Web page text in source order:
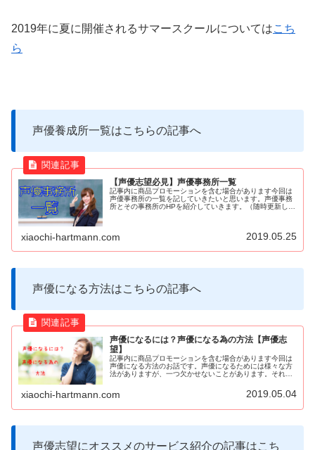
2019年に夏に開催されるサマースクールについてはこち
ら
声優養成所一覧はこちらの記事へ
【声優志望必見】声優事務所一覧
記事内に商品プロモーションを含む場合があります今回は
声優事務所の一覧を記していきたいと思います。声優事務
所とその事務所のHPを紹介していきます。（随時更新して
xiaochi-hartmann.com 2019.05.25
声優になる方法はこちらの記事へ
声優になるには？声優になる為の方法【声優志
望】
記事内に商品プロモーションを含む場合があります今回は
声優になる方法のお話です。声優になるためには様々な方
法がありますが、一つ欠かせないことがあります。それは
xiaochi-hartmann.com 2019.05.04
声優志望にオススメのサービス紹介の記事はこち